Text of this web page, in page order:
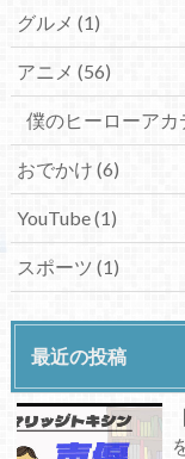
グルメ (1)
アニメ (56)
僕のヒーローアカ
おでかけ (6)
YouTube(1)
スポーツ (1)
最近の投稿